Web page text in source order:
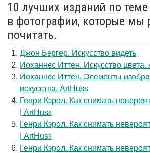
10 лучших изданий по
в фотографии, которые мы
почитать.
Джон Бергер. Искусство видеть
Иоханнес Иттен. Искусство цвета.
Иоханнес Иттен. Элементы
искусства. ArtHuss
Генри Кэрол. Как снимать
| ArtHuss
Генри Кэрол. Как снимать
| ArtHuss
Генри Кэрол. Как снимать